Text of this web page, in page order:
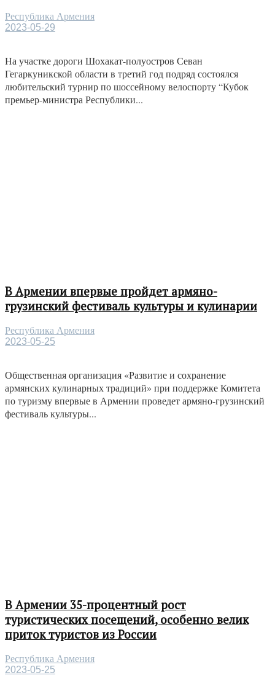
Республика Армения
2023-05-29
На участке дороги Шохакат-полуостров Севан
Гегаркуникской области в третий год подряд состоялся
любительский турнир по шоссейному велоспорту “Кубок
премьер-министра Республики...
В Армении впервые пройдет армяно-
грузинский фестиваль культуры и кулинарии
Республика Армения
2023-05-25
Общественная организация «Развитие и сохранение
армянских кулинарных традиций» при поддержке Комитета
по туризму впервые в Армении проведет армяно-грузинский
фестиваль культуры...
В Армении 35-процентный рост
туристических посещений, особенно велик
приток туристов из России
Республика Армения
2023-05-25